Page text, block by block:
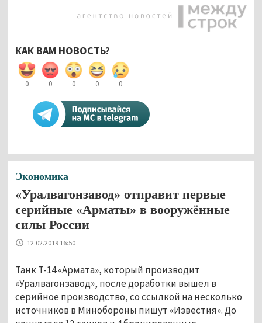
КАК ВАМ НОВОСТЬ?
0 0 0 0 0
Экономика
«Уралвагонзавод» отправит первые
серийные «Арматы» в вооружённые
силы России
12.02.2019 16:50
Танк Т-14 «Армата», который производит
«Уралвагонзавод», после доработки вышел в
серийное производство, со ссылкой на несколько
источников в Минобороны пишут «Известия». До